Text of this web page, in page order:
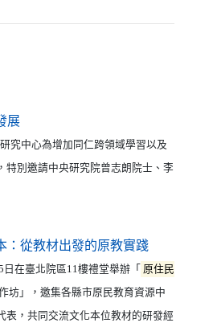
展（另開新視窗）
研究中心為增加同仁跨領域學習以及
特別邀請中央研究院曾志朗院士、李
：從教材出發的原教實踐（另開新
在臺北院區11樓禮堂舉辦「 原住民
坊」，邀集各縣市原民教育資源中
表，共同交流文化本位教材的研發經